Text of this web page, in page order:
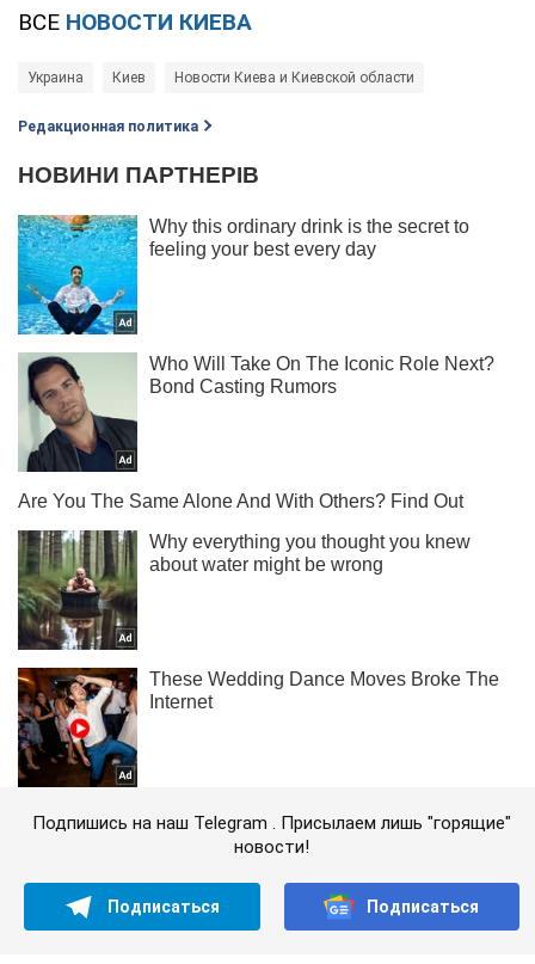
ВСЕ НОВОСТИ КИЕВА
Украина Киев Новости Киева и Киевской области
Редакционная политика
Подпишись на наш Telegram . Присылаем лишь "горящие"
новости!
Подписаться Подписаться